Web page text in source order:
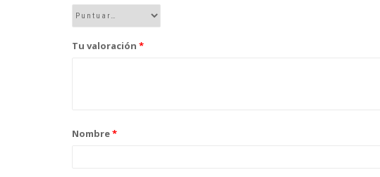
Tu valoración *
Nombre*